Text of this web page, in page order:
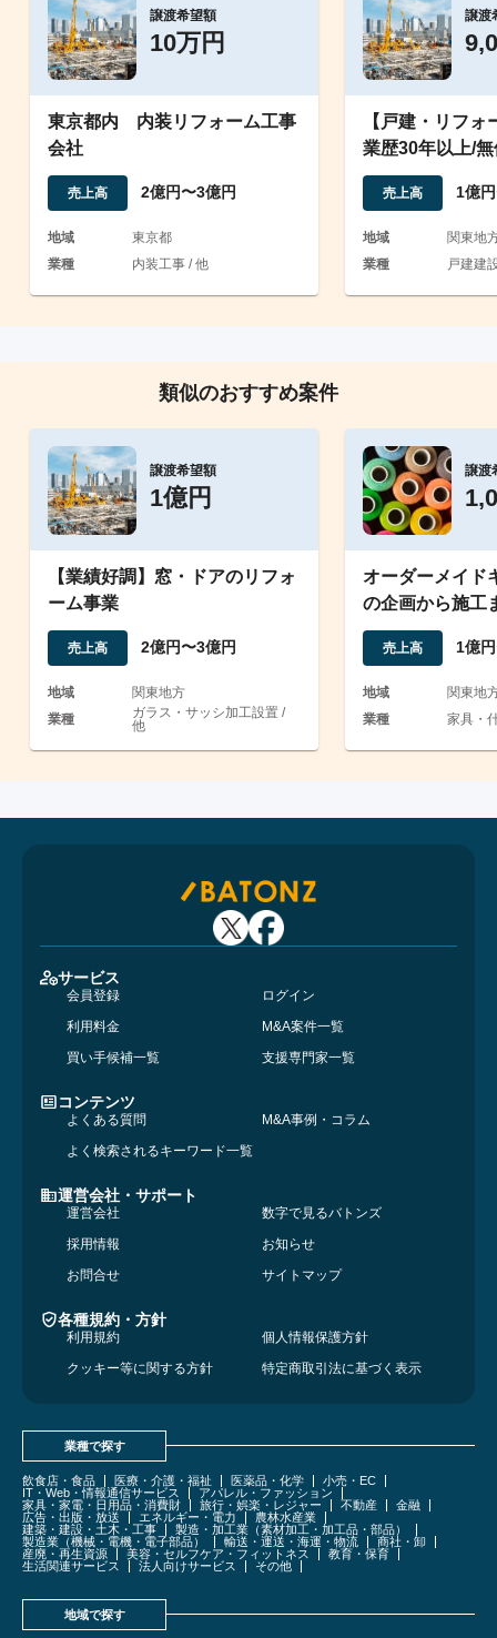
譲渡希望額
10万円
東京都内 内装リフォーム工事
会社
売上高 2億円〜3億円
地域
東京都
業種
内装工事 / 他
譲渡
【戸建・リフ
業歴30年以上/
で自然素材住宅
売上高 1億
地域
関東地
業種
戸建建
類似のおすすめ案件
譲渡希望額
1億円
【業績好調】窓・ドアのリフォ
ーム事業
売上高 2億円〜3億円
地域
関東地方
業種
ガラス・サッシ加工設置 /
他
譲渡
オーダーメイド
の企画から施工
能な製造会社
売上高 1億
地域
関東地
業種
家具・
サービス
会員登録
ログイン
利用料金
M&A案件一覧
買い手候補一覧
支援専門家一覧
コンテンツ
よくある質問
M&A事例・コラム
よく検索されるキーワード一覧
運営会社・サポート
運営会社
数字で見るバトンズ
採用情報
お知らせ
お問合せ
サイトマップ
各種規約・方針
利用規約
個人情報保護方針
クッキー等に関する方針
特定商取引法に基づく表示
業種で探す
飲食店・食品 医療・介護・福祉 医薬品・化学
小売・EC
IT・Web・情報通信サービス
アパレル・ファッション
家具・家電・日用品・消費財
旅行・娯楽・レジャー 不動産
金融
広告・出版・放送
エネルギー・電力
農林水産業
建築・建設・土木・工事
製造・加工業（素材加工・加工品・部品）
製造業（機械・電機・電子部品）
輸送・運送・海運・物流
商社・卸
産廃・再生資源
美容・セルフケア・フィットネス
教育・保育
生活関連サービス
法人向けサービス その他
地域で探す